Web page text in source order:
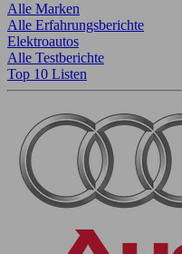
Alle Marken
Alle Erfahrungsberichte
Elektroautos
Alle Testberichte
Top 10 Listen